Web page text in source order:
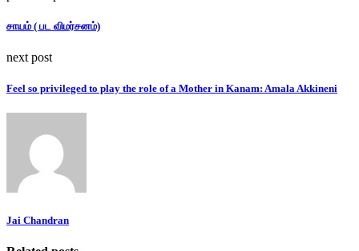
சாயம் ( பட விமர்சனம்)
next post
Feel so privileged to play the role of a Mother in Kanam: Amala Akkineni
Jai Chandran